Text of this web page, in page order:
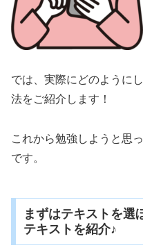
では、実際にどのように
法をご紹介します！
これから勉強しようと思
です。
まずはテキストを選
テキストを紹介♪